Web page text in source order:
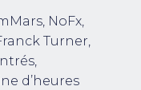
NoFx,
Turner,
d’heures